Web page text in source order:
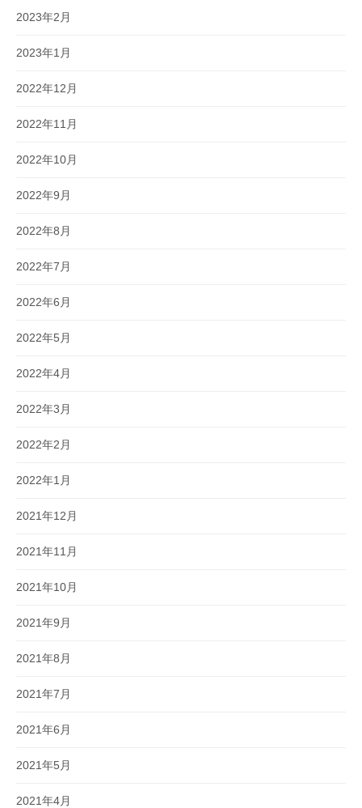
2023年2月
2023年1月
2022年12月
2022年11月
2022年10月
2022年9月
2022年8月
2022年7月
2022年6月
2022年5月
2022年4月
2022年3月
2022年2月
2022年1月
2021年12月
2021年11月
2021年10月
2021年9月
2021年8月
2021年7月
2021年6月
2021年5月
2021年4月